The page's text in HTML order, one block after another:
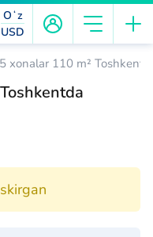
Oʻz
USD
xonalar 110 m²